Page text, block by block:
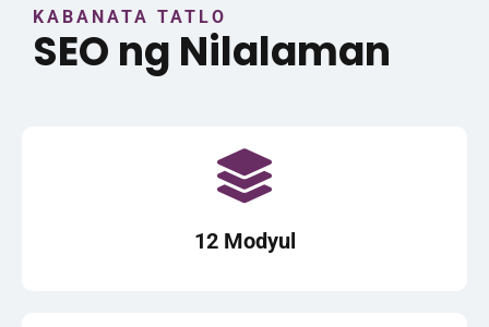
KABANATA TATLO
SEO ng Nilalaman
12 Modyul